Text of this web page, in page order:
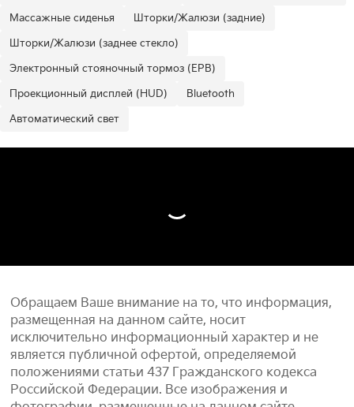
Массажные сиденья
Шторки/Жалюзи (задние)
Шторки/Жалюзи (заднее стекло)
Электронный стояночный тормоз (EPB)
Проекционный дисплей (HUD)
Bluetooth
Автоматический свет
Обращаем Ваше внимание на то, что информация,
размещенная на данном сайте, носит
исключительно информационный характер и не
является публичной офертой, определяемой
положениями статьи 437 Гражданского кодекса
Российской Федерации. Все изображения и